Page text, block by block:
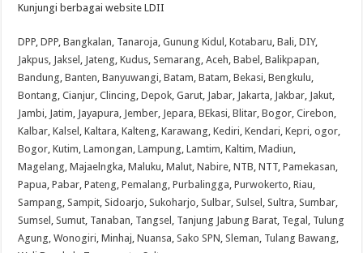
Kunjungi berbagai website LDII
DPP,DPP,Bangkalan, Tanaroja,Gunung Kidul ,Kotabaru,Bali,DIY,
Jakpus, Jaksel , Jateng,Kudus,Semarang,Aceh,Babel ,Balikpapan,
Bandung,Banten,Banyuwangi,Batam,Batam,Bekasi,Bengkulu,
Bontang,Cianjur,Clincing,Depok,Garut, Jabar, Jakarta, Jakbar, Jakut,
Jambi, Jatim, Jayapura, Jember, Jepara,BEkasi,Blitar,Bogor,Cirebon,
Kalbar,Kalsel ,Kaltara,Kalteng,Karawang,Kediri,Kendari,Kepri,ogor,
Bogor,Kutim,Lamongan,Lampung,Lamtim,Kaltim,Madiun,
Magelang,Majaelngka,Maluku,Malut,Nabire,NTB,NTT,Pamekasan,
Papua,Pabar,Pateng,Pemalang,Purbalingga,Purwokerto,Riau,
Sampang,Sampit,Sidoarjo,Sukoharjo,Sulbar,Sulsel ,Sultra,Sumbar,
Sumsel ,Sumut, Tanaban, Tangsel , Tanjung Jabung Barat, Tegal , Tulung
Agung,Wonogiri,Minhaj,Nuansa,Sako SPN,Sleman, Tulang Bawang,